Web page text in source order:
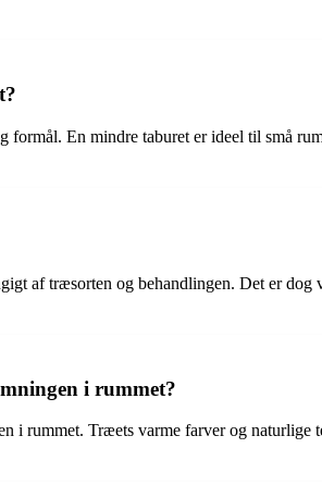
En mindre taburet er ideel til små
af træsorten og behandlingen. Det er
i rummet?
i rummet. Træets varme farver og